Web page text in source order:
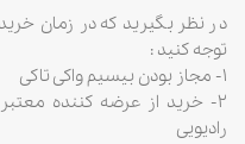
در نظر بگیرید که در زمان
توجه کنید :
۱- مجاز بودن بیسیم واکی تاکی
۲- خرید از عرضه کننده
رادیویی